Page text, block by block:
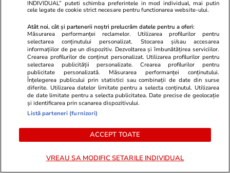
Wowbiz.ro
Andreea Ibacka a izbucnit în
plâns! Ce a emoționat-o până la
lacrimi pe vedetă: „Nu-mi mai e
rușine să fiu vulnerabilă”
lacrimi
acest nativ
INDIVIDUAL” puteti schimba preferintele in mod individual, mai putin
cele legate de cookie strict necesare pentru functionarea website-ului.
Atât noi, cât și partenerii noștri prelucrăm datele pentru a oferi:
Măsurarea performanței reclamelor. Utilizarea profilurilor pentru
selectarea conținutului personalizat. Stocarea și/sau accesarea
informațiilor de pe un dispozitiv. Dezvoltarea și îmbunătățirea serviciilor.
Crearea profilurilor de conținut personalizat. Utilizarea profilurilor pentru
selectarea publicității personalizate. Crearea profilurilor pentru
publicitate personalizată. Măsurarea performanței conținutului.
Înțelegerea publicului prin statistici sau combinații de date din surse
diferite. Utilizarea datelor limitate pentru a selecta conținutul. Utilizarea
de date limitate pentru a selecta publicitatea. Date precise de geolocație
și identificarea prin scanarea dispozitivului.
Listă parteneri (furnizori)
ACCEPT TOATE
VREAU SA MODIFIC SETARILE INDIVIDUAL